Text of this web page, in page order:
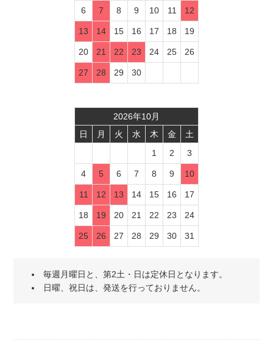
6 7 8 9 10 11 12
13 14 15 16 17 18 19
20 21 22 23 24 25 26
27 28 29 30
2026年10月
日
月 火 水 木 金
土
1
2 3
4 5 6 7 8 9 10
11 12 13 14 15 16 17
18 19 20 21 22 23 24
25 26 27 28 29 30 31
毎週月曜日と、第2土・日は定休日となります。
日曜、祝日は、発送を行っておりません。